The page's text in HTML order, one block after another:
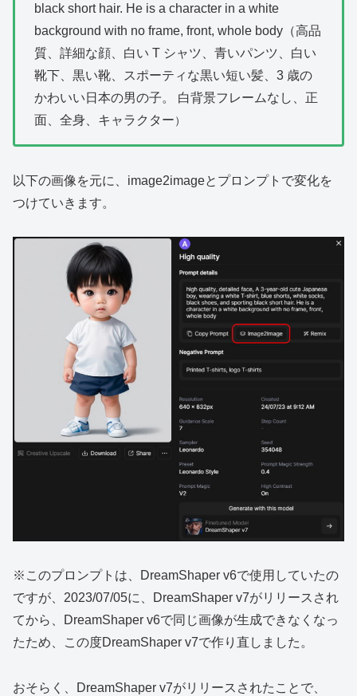
black short hair. He is a character in a white
background with no frame, front, whole body（高品
質、詳細な顔、白い T シャツ、青いパンツ、白い
靴下、黒い靴、スポーティな黒い短い髪、3 歳の
かわいい日本の男の子。 白背景フレームなし、正
面、全身、キャラクター）
以下の画像を元に、image2imageとプロンプトで変化を
つけていきます。
※このプロンプトは、DreamShaper v6で使用していたの
ですが、2023/07/05に、DreamShaper v7がリリースされ
てから、DreamShaper v6で同じ画像が生成できなくなっ
たため、この度DreamShaper v7で作り直しました。
おそらく、DreamShaper v7がリリースされたことで、